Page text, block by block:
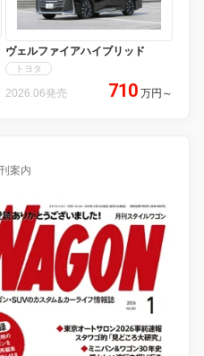
ヴェルファイアハイブリッド
トヨタ
2026.06発売 710 万円 ～
案内